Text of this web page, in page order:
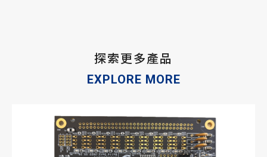
探索更多產品
EXPLORE MORE